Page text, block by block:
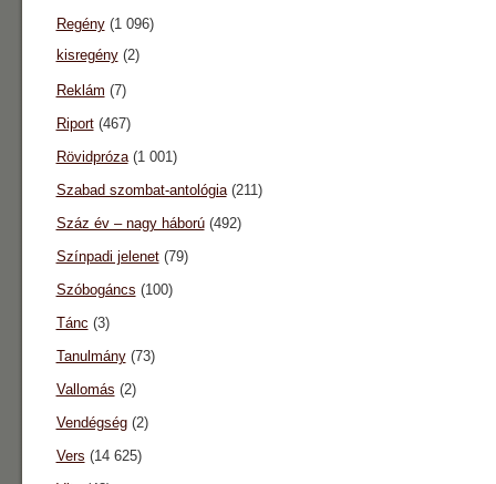
Regény(1 096)
kisregény(2)
Reklám (7)
Riport(467)
Rövidpróza(1 001)
Szabad szombat-antológia(211)
Száz év – nagy háború(492)
Színpadi jelenet(79)
Szóbogáncs (100)
Tánc (3)
Tanulmány(73)
Vallomás (2)
Vendégség(2)
Vers (14 625)